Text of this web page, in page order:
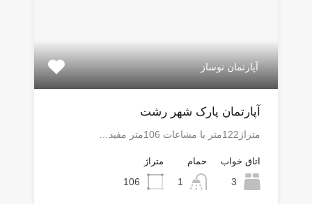
آپارتمان نوساز
آپارتمان پارک شهر رشت
متراژ122متر با مشاعات 106متر مفید…
اتاق خواب
3
حمام
1
متراژ
106